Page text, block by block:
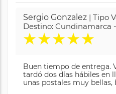
Sergio Gonzalez | Tipo
Destino: Cundinamarca
★★★★★
Buen tiempo de entrega.
tardó dos días hábiles en
unas postales muy bellas,